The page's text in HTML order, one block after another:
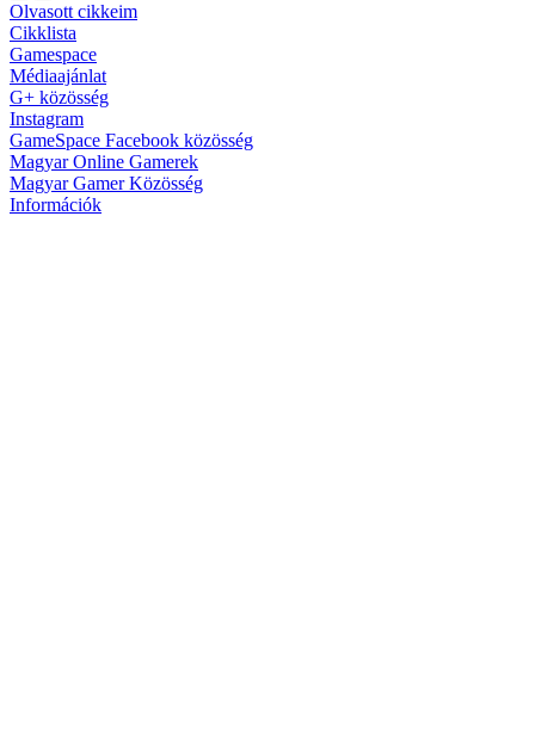
Olvasott cikkeim
Cikklista
Gamespace
Médiaajánlat
G+ közösség
Instagram
GameSpace Facebook közösség
Magyar Online Gamerek
Magyar Gamer Közösség
Információk